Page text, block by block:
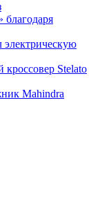
благодаря
электрическую
Stelato
Mahindra